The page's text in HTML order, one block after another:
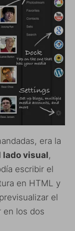
era la
lado visual,
escribir el
en HTML y
el
en los dos